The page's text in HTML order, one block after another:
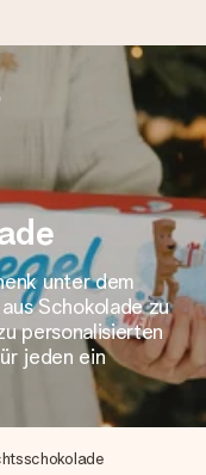
vor und schicken es
richtigen Zeitpunkt
zählt.
bewerten uns mit
aller Länder, in
unter dem
Schokolade zu
personalisierten
jeden ein